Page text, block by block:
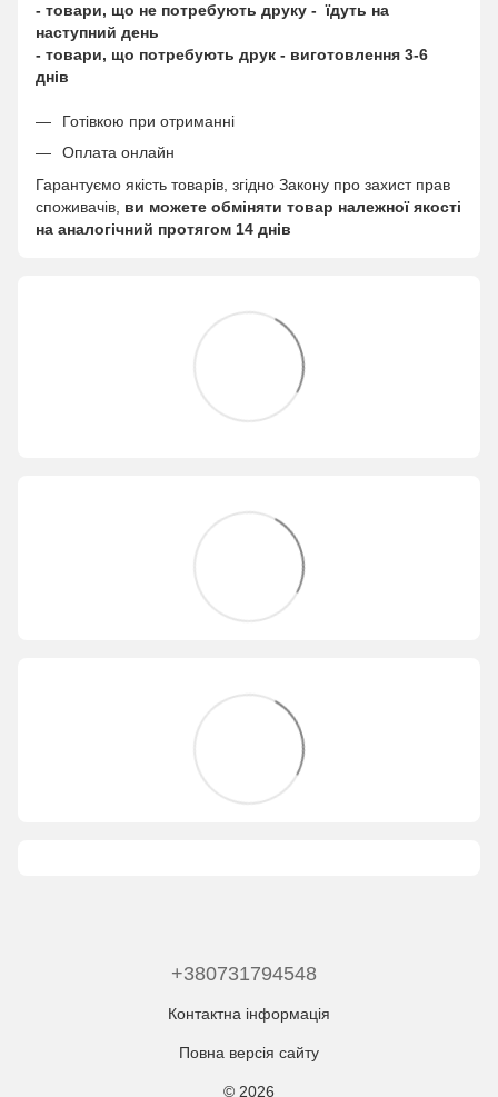
- товари, що не потребують друку - їдуть на
наступний день
- товари, що потребують друк - виготовлення 3-6
днів
Готівкою при отриманні
Оплата онлайн
Гарантуємо якість товарів, згідно Закону про захист прав
споживачів, ви можете обміняти товар належної якості
на аналогічний протягом 14 днів
+380731794548
Контактна інформація
Повна версія сайту
© 2026